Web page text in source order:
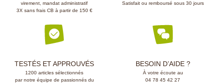
virement, mandat administratif
3X sans frais CB à partir de 150 €
Satisfait ou remboursé sous 30 jours
TESTÉS ET APPROUVÉS
1200 articles sélectionnés
par notre équipe de passionnés du
BESOIN D’AIDE ?
À votre écoute au
04 78 45 42 27